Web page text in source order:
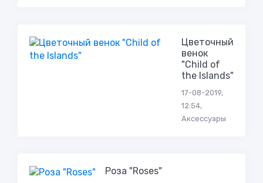
Цветочный
венок
"Child of
the Islands"
17-08-2019,
12:54,
Аксессуары
Роза "Roses"